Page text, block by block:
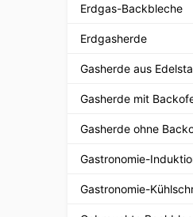
Erdgas-Backbleche
Erdgasherde
Gasherde aus
Gasherde mit
Gasherde ohne
Gastronomie-
Gastronomie-